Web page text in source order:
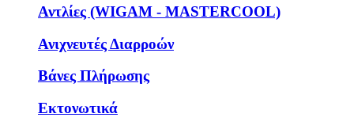
Αντλίες (WIGAM - MASTERCOOL)
Ανιχνευτές Διαρροών
Βάνες Πλήρωσης
Εκτονωτικά